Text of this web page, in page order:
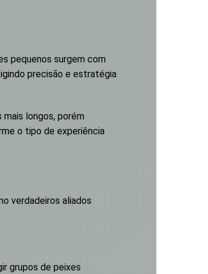
pequenos surgem com
precisão e estratégia
longos, porém
o tipo de experiência
verdadeiros aliados
grupos de peixes